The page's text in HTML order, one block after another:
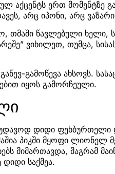
აქცენტს ერთ მომენტზე
არც იპონი, არც
თმაში წავლებული
ვიხილეთ, თუმცა,
გამოწევა ახსოვს.
იყოს გამორჩეული.
დიდი ფეხბურთელი
პიკში მყოფი ლიონელ
მიმართავდა, მაგრამ
დიდი საქმეა.